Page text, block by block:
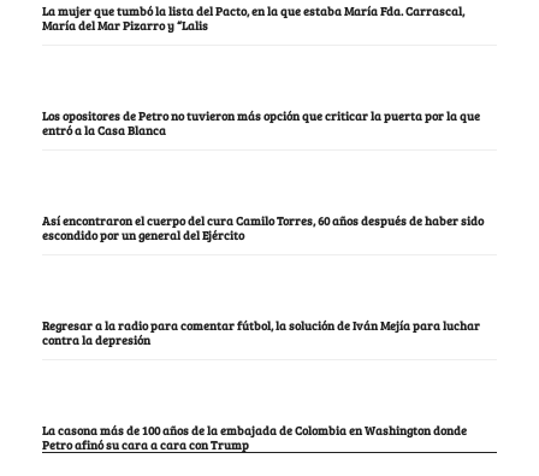
La mujer que tumbó la lista del Pacto, en la que estaba María Fda. Carrascal,
María del Mar Pizarro y “Lalis
Los opositores de Petro no tuvieron más opción que criticar la puerta por la que
entró a la Casa Blanca
Así encontraron el cuerpo del cura Camilo Torres, 60 años después de haber sido
escondido por un general del Ejército
Regresar a la radio para comentar fútbol, la solución de Iván Mejía para luchar
contra la depresión
La casona más de 100 años de la embajada de Colombia en Washington donde
Petro afinó su cara a cara con Trump